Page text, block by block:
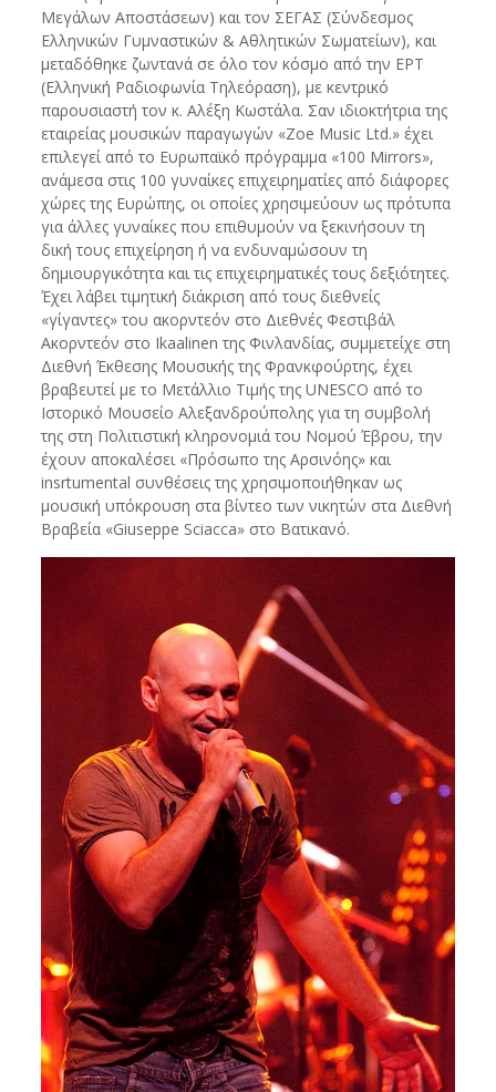
Μεγάλων Αποστάσεων) και τον ΣΕΓΑΣ (Σύνδεσμος
Ελληνικών Γυμναστικών & Αθλητικών Σωματείων), και
μεταδόθηκε ζωντανά σε όλο τον κόσμο από την ΕΡΤ
(Ελληνική Ραδιοφωνία Τηλεόραση), με κεντρικό
παρουσιαστή τον κ. Αλέξη Κωστάλα. Σαν ιδιοκτήτρια της
εταιρείας μουσικών παραγωγών «Zoe Music Ltd.» έχει
επιλεγεί από το Ευρωπαϊκό πρόγραμμα «100 Mirrors»,
ανάμεσα στις 100 γυναίκες επιχειρηματίες από διάφορες
χώρες της Ευρώπης, οι οποίες χρησιμεύουν ως πρότυπα
για άλλες γυναίκες που επιθυμούν να ξεκινήσουν τη
δική τους επιχείρηση ή να ενδυναμώσουν τη
δημιουργικότητα και τις επιχειρηματικές τους δεξιότητες.
Έχει λάβει τιμητική διάκριση από τους διεθνείς
«γίγαντες» του ακορντεόν στο Διεθνές Φεστιβάλ
Ακορντεόν στο Ikaalinen της Φινλανδίας, συμμετείχε στη
Διεθνή Έκθεσης Μουσικής της Φρανκφούρτης, έχει
βραβευτεί με το Μετάλλιο Τιμής της UNESCO από το
Ιστορικό Μουσείο Αλεξανδρούπολης για τη συμβολή
της στη Πολιτιστική κληρονομιά του Νομού Έβρου, την
έχουν αποκαλέσει «Πρόσωπο της Αρσινόης» και
insrtumental συνθέσεις της χρησιμοποιήθηκαν ως
μουσική υπόκρουση στα βίντεο των νικητών στα Διεθνή
Βραβεία «Giuseppe Sciacca» στο Βατικανό.